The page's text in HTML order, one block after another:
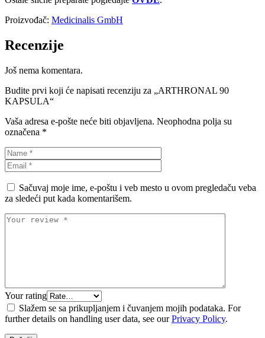
Proizvođač: Medicinalis GmbH
Recenzije
Još nema komentara.
Budite prvi koji će napisati recenziju za „ARTHRONAL 90
KAPSULA“
Vaša adresa e-pošte neće biti objavljena. Neophodna polja su
označena *
Sačuvaj moje ime, e-poštu i veb mesto u ovom pregledaču veba
za sledeći put kada komentarišem.
Your rating
Slažem se sa prikupljanjem i čuvanjem mojih podataka. For
further details on handling user data, see ourPrivacy Policy.